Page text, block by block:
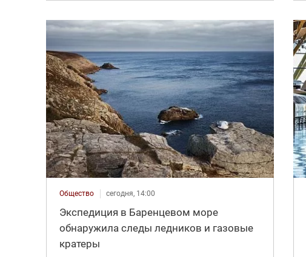
Общество сегодня, 14:00
Экспедиция в Баренцевом море
обнаружила следы ледников и газовые
кратеры